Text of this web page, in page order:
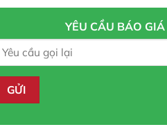
YÊU CẦU BÁO